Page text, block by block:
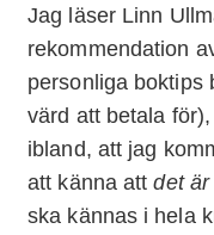
Jag läser Linn
rekommendation
personliga boktips
värd att betala
ibland, att jag
att känna attdet är
ska kännas i hela